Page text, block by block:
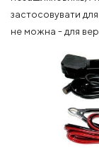
застосовувати
не можна - для